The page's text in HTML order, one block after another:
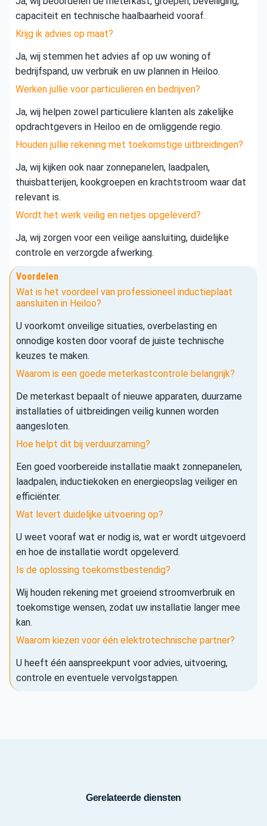
capaciteit en technische haalbaarheid vooraf.
Krijg ik advies op maat?
Ja, wij stemmen het advies af op uw woning of
bedrijfspand, uw verbruik en uw plannen in Heiloo.
Werken jullie voor particulieren en bedrijven?
Ja, wij helpen zowel particuliere klanten als zakelijke
opdrachtgevers in Heiloo en de omliggende regio.
Houden jullie rekening met toekomstige uitbreidingen?
Ja, wij kijken ook naar zonnepanelen, laadpalen,
thuisbatterijen, kookgroepen en krachtstroom waar dat
relevant is.
Wordt het werk veilig en netjes opgeleverd?
Ja, wij zorgen voor een veilige aansluiting, duidelijke
controle en verzorgde afwerking.
Voordelen
Wat is het voordeel van professioneel inductieplaat
aansluiten in Heiloo?
U voorkomt onveilige situaties, overbelasting en
onnodige kosten door vooraf de juiste technische
keuzes te maken.
Waarom is een goede meterkastcontrole belangrijk?
De meterkast bepaalt of nieuwe apparaten, duurzame
installaties of uitbreidingen veilig kunnen worden
aangesloten.
Hoe helpt dit bij verduurzaming?
Een goed voorbereide installatie maakt zonnepanelen,
laadpalen, inductiekoken en energieopslag veiliger en
efficiënter.
Wat levert duidelijke uitvoering op?
U weet vooraf wat er nodig is, wat er wordt uitgevoerd
en hoe de installatie wordt opgeleverd.
Is de oplossing toekomstbestendig?
Wij houden rekening met groeiend stroomverbruik en
toekomstige wensen, zodat uw installatie langer mee
kan.
Waarom kiezen voor één elektrotechnische partner?
U heeft één aanspreekpunt voor advies, uitvoering,
controle en eventuele vervolgstappen.
Gerelateerde diensten